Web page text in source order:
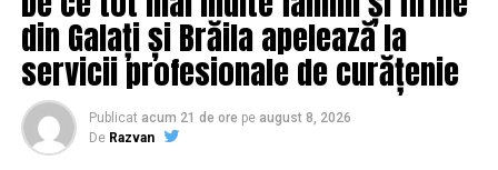
retail cu o singură locație sau cu mai multe.
XProtect permite retailerilor să gestioneze toate
componentele sistemului și datele video printr-o
interfață unificată. Această abordare de interfață
din Galați și Brăila apelează la
servicii profesionale de curățenie
Publicat acum 21 de ore pe august 8, 2026
De Razvan